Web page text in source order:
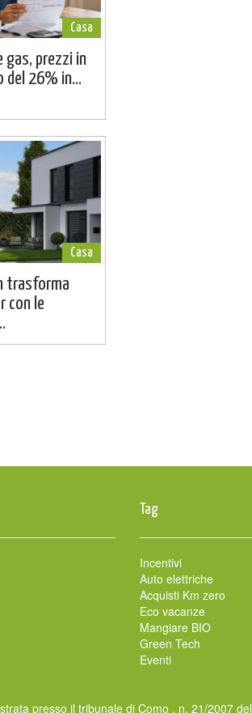
Casa
gas, prezzi in
del 26% in...
Casa
trasforma
con le
Tag
Incentivi
Auto elettriche
Acquisti Km zero
Eco vacanze
Mangiare BIO
Green Tech
Eventi
presso il tribunale di Como , n. 21/2007 del